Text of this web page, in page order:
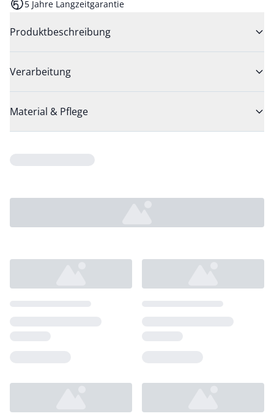
5 Jahre Langzeitgarantie
Produktbeschreibung
Verarbeitung
Material & Pflege